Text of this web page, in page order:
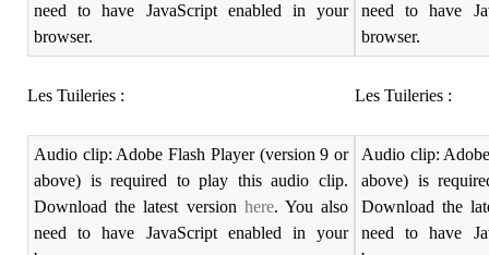
need to have JavaScript enabled in your
browser.
need to have
browser.
Les Tuileries :
Audio clip: Adobe Flash Player (version 9 or
above) is required to play this audio clip.
Download the latest version here. You also
need to have JavaScript enabled in your
Les Tuileries :
Audio clip:
above) is
Download the
need to have